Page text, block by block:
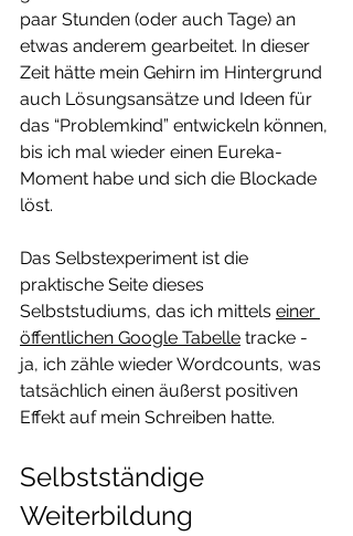
paar Stunden (oder auch Tage) an
etwas anderem gearbeitet. In dieser
Zeit hätte mein Gehirn im Hintergrund
auch Lösungsansätze und Ideen für
das “Problemkind” entwickeln können,
bis ich mal wieder einen Eureka-
Moment habe und sich die Blockade
löst.
Das Selbstexperiment ist die
praktische Seite dieses
Selbststudiums, das ich mittels einer
öffentlichen Google Tabelle tracke -
ja, ich zähle wieder Wordcounts, was
tatsächlich einen äußerst positiven
Effekt auf mein Schreiben hatte.
Selbstständige
Weiterbildung